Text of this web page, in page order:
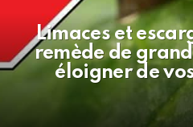
Limaces et
remède de
éloigner de